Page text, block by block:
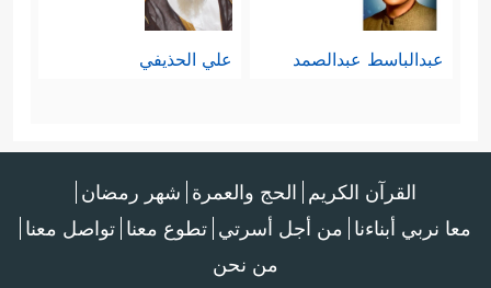
عبدالباسط عبدالصمد علي الحذيفي
القرآن الكريم الحج والعمرة شهر رمضان
معا نربي أبناءنا من أجل أسرتي تطوع معنا تواصل معنا
من نحن